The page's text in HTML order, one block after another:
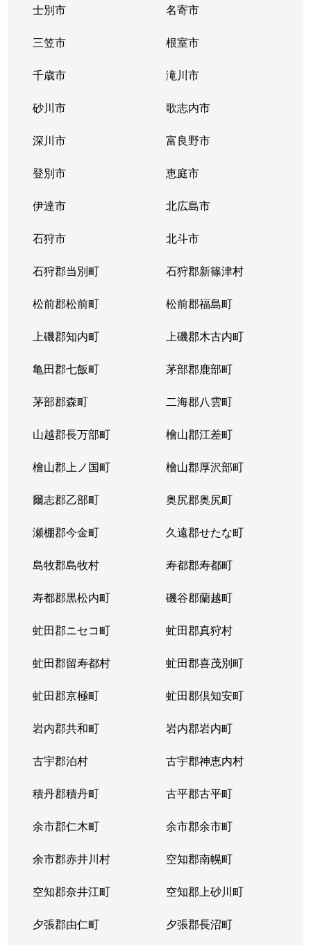
士別市 名寄市
三笠市 根室市
千歳市 滝川市
砂川市 歌志内市
深川市 富良野市
登別市 恵庭市
伊達市 北広島市
石狩市 北斗市
石狩郡当別町 石狩郡新篠津村
松前郡松前町 松前郡福島町
上磯郡知内町 上磯郡木古内町
亀田郡七飯町 茅部郡鹿部町
茅部郡森町 二海郡八雲町
山越郡長万部町 檜山郡江差町
檜山郡上ノ国町 檜山郡厚沢部町
爾志郡乙部町 奥尻郡奥尻町
瀬棚郡今金町 久遠郡せたな町
島牧郡島牧村 寿都郡寿都町
寿都郡黒松内町 磯谷郡蘭越町
虻田郡ニセコ町 虻田郡真狩村
虻田郡留寿都村 虻田郡喜茂別町
虻田郡京極町 虻田郡倶知安町
岩内郡共和町 岩内郡岩内町
古宇郡泊村 古宇郡神恵内村
積丹郡積丹町 古平郡古平町
余市郡仁木町 余市郡余市町
余市郡赤井川村 空知郡南幌町
空知郡奈井江町 空知郡上砂川町
夕張郡由仁町 夕張郡長沼町